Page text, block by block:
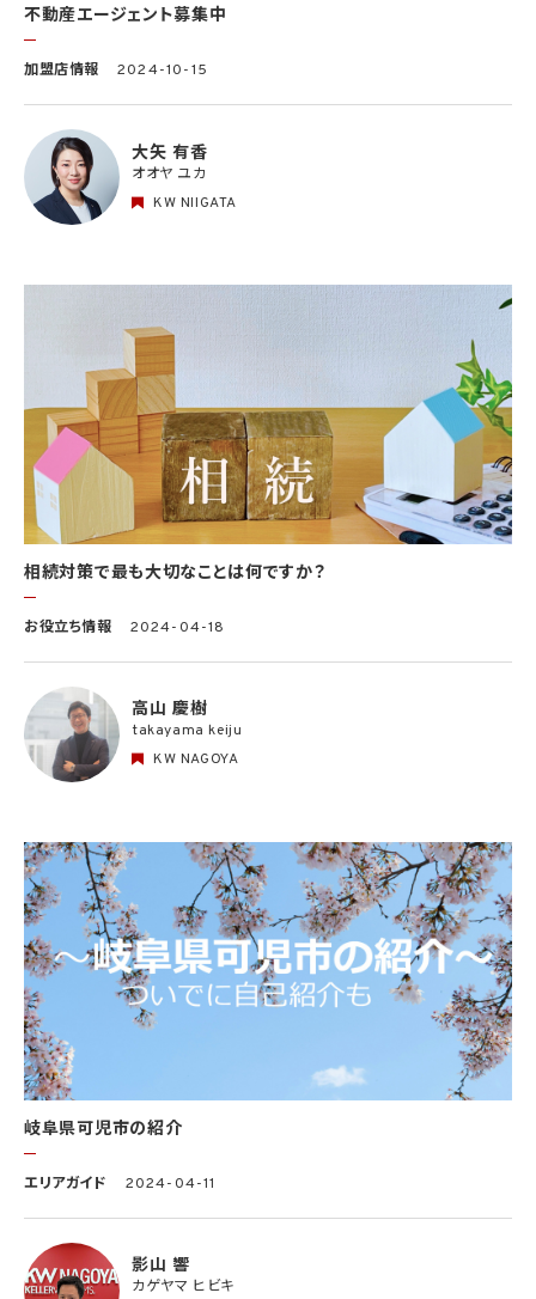
不動産エージェント募集中
加盟店情報 2024-10-15
大矢 有香
オオヤ ユカ
KW NIIGATA
相続対策で最も大切なことは何ですか？
お役立ち情報 2024-04-18
高山 慶樹
takayama keiju
KW NAGOYA
岐阜県可児市の紹介
エリアガイド 2024-04-11
影山 響
カゲヤマ ヒビキ